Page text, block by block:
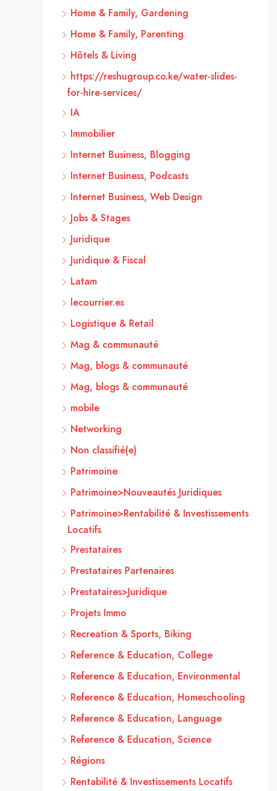
Home & Family, Gardening
Home & Family, Parenting
Hôtels & Living
https://reshugroup.co.ke/water-slides-
for-hire-services/
IA
Immobilier
Internet Business, Blogging
Internet Business, Podcasts
Internet Business, Web Design
Jobs & Stages
Juridique
Juridique & Fiscal
Latam
lecourrier.es
Logistique & Retail
Mag & communauté
Mag, blogs & communauté
Mag, blogs & communauté
mobile
Networking
Non classifié(e)
Patrimoine
Patrimoine>Nouveautés Juridiques
Patrimoine>Rentabilité & Investissements
Locatifs
Prestataires
Prestataires Partenaires
Prestataires>Juridique
Projets Immo
Recreation & Sports, Biking
Reference & Education, College
Reference & Education, Environmental
Reference & Education, Homeschooling
Reference & Education, Language
Reference & Education, Science
Régions
Rentabilité & Investissements Locatifs